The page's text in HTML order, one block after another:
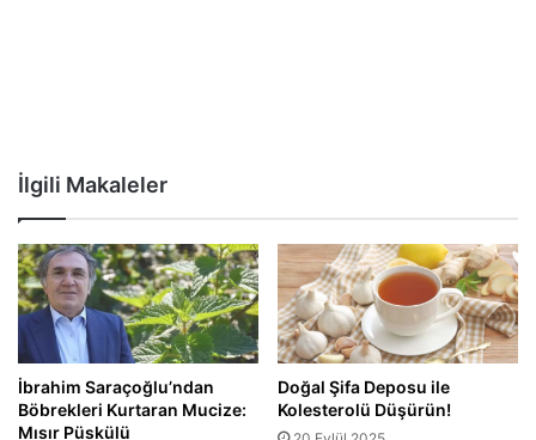
İlgili Makaleler
İbrahim Saraçoğlu’ndan
Böbrekleri Kurtaran Mucize:
Mısır Püskülü
Doğal Şifa Deposu ile
Kolesterolü Düşürün!